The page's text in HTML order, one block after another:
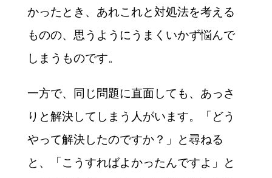
かったとき、あれこれと対処法を考える
ものの、思うようにうまくいかず悩んで
しまうものです。
一方で、同じ問題に直面しても、あっさ
りと解決してしまう人がいます。「どう
やって解決したのですか？」と尋ねる
と、「こうすればよかったんですよ」と